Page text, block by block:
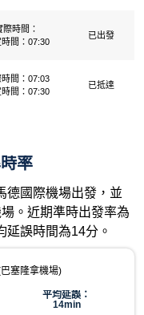
際時間：
時間：07:30
已出發
間：07:03
時間：07:30
已抵達
率
德國際機場出發，並
。近期準時出發率為
延誤時間為14分。
塞隆拿機場)
平均延誤：
14min